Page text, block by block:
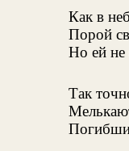
Как в
Порой
Но ей не
Так